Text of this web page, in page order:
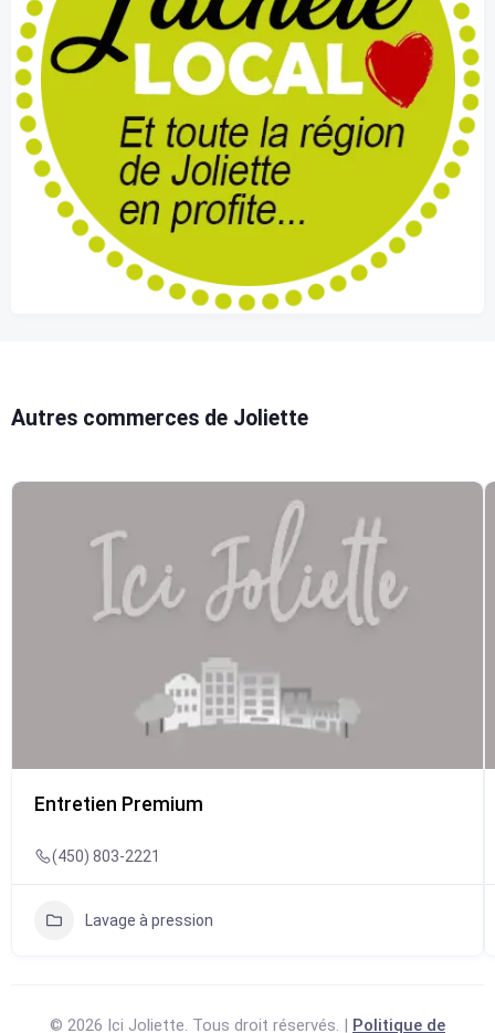
Autres commerces de Joliette
Entretien Premium
(450) 803-2221
Lavage à pression
© 2026 Ici Joliette. Tous droit réservés. | Politique de